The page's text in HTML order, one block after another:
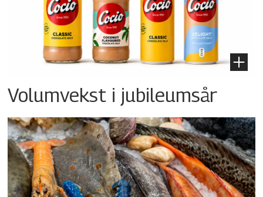
Volumvekst i jubileumsår